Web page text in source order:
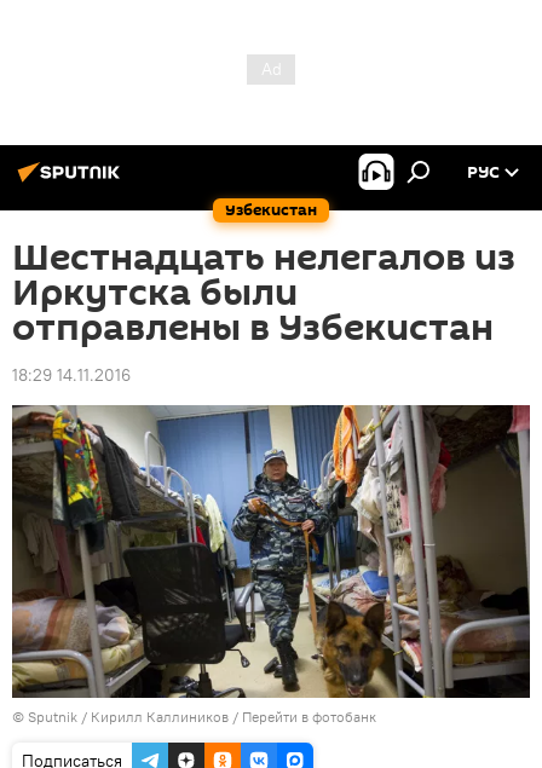
Узбекистан
РУС
Шестнадцать нелегалов из
Иркутска были
отправлены в Узбекистан
18:29 14.11.2016
© Sputnik / Кирилл Каллиников / Перейти в фотобанк
Подписаться